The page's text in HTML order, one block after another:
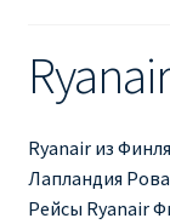
БРНО
Ryanair
Ryanair из
Лапландия
Рейсы Ryanair